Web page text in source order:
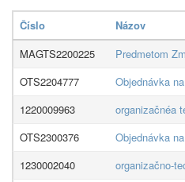
Číslo
Názov
MAGTS2200225
Predmetom
OTS2204777
Objednávka
1220009963
organizačnéa
OTS2300376
Objednávka
1230002040
organizačno-